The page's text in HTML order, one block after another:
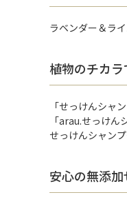
ラベンダー＆ラ
植物のチカラ
「せっけんシャ
「arau.せっけん
せっけんシャン
安心の無添加